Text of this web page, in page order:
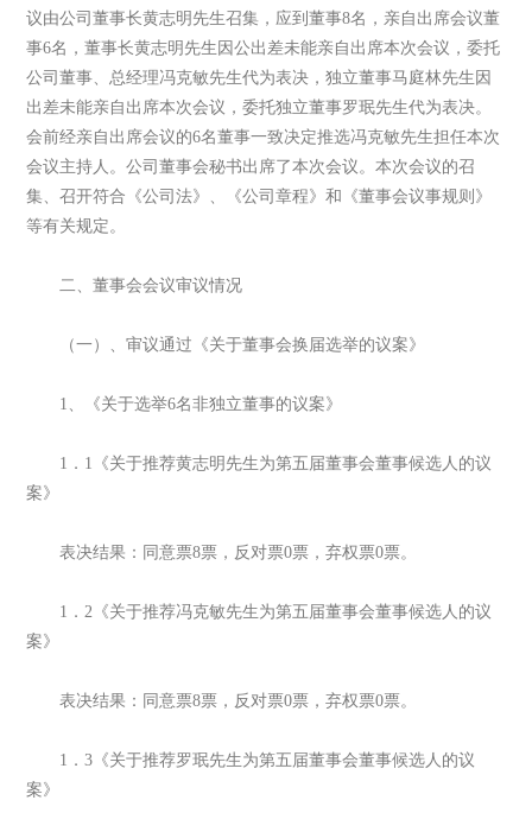
议由公司董事长黄志明先生召集，应到董事8名，亲自出席会议董
事6名，董事长黄志明先生因公出差未能亲自出席本次会议，委托
公司董事、总经理冯克敏先生代为表决，独立董事马庭林先生因
出差未能亲自出席本次会议，委托独立董事罗珉先生代为表决。
会前经亲自出席会议的6名董事一致决定推选冯克敏先生担任本次
会议主持人。公司董事会秘书出席了本次会议。本次会议的召
集、召开符合《公司法》、《公司章程》和《董事会议事规则》
等有关规定。
二、董事会会议审议情况
（一）、审议通过《关于董事会换届选举的议案》
1、《关于选举6名非独立董事的议案》
1．1《关于推荐黄志明先生为第五届董事会董事候选人的议
案》
表决结果：同意票8票，反对票0票，弃权票0票。
1．2《关于推荐冯克敏先生为第五届董事会董事候选人的议
案》
表决结果：同意票8票，反对票0票，弃权票0票。
1．3《关于推荐罗珉先生为第五届董事会董事候选人的议
案》